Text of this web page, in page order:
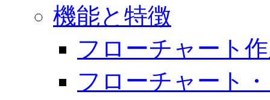
機能と特徴
フローチャート
フローチャート